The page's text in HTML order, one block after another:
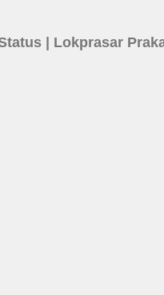
Status | Lokprasar